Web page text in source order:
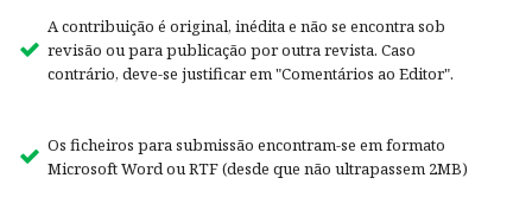
A contribuição é original, inédita e não se encontra sob
revisão ou para publicação por outra revista. Caso
contrário, deve-se justificar em "Comentários ao Editor".
Os ficheiros para submissão encontram-se em formato
Microsoft Word ou RTF (desde que não ultrapassem 2MB)